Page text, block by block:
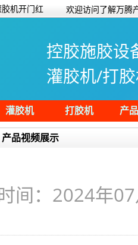
机开门红
业过程
如何区
欢迎访问了解万腾
控胶施胶设
灌胶机/打
灌胶机 打胶机 产
产品视频展示
间：2024年